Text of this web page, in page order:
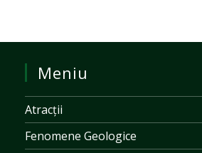
Meniu
Atracții
Fenomene Geologice